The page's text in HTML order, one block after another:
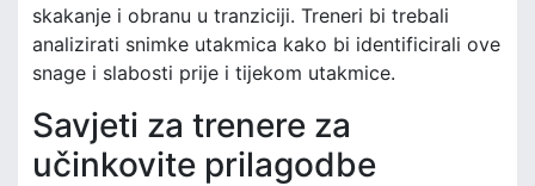
skakanje i obranu u tranziciji. Treneri bi trebali
analizirati snimke utakmica kako bi identificirali ove
snage i slabosti prije i tijekom utakmice.
Savjeti za trenere za
učinkovite prilagodbe